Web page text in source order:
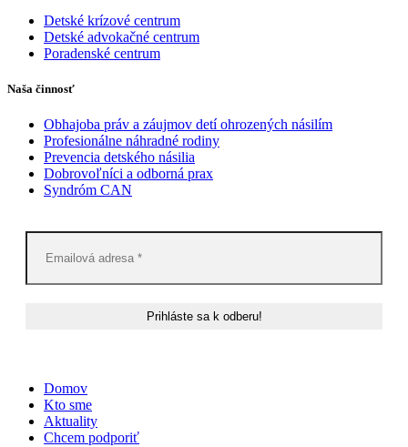
Detské krízové centrum
Detské advokačné centrum
Poradenské centrum
Naša činnosť
Obhajoba práv a záujmov detí ohrozených násilím
Profesionálne náhradné rodiny
Prevencia detského násilia
Dobrovoľníci a odborná prax
Syndróm CAN
Domov
Kto sme
Aktuality
Chcem podporiť